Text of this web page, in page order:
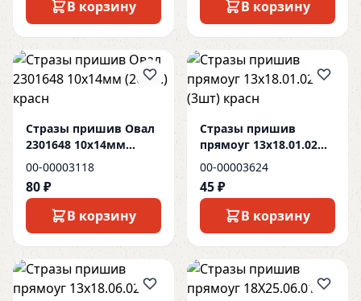
В корзину
В корзину
Стразы пришив Овал
2301648 10х14мм
(20шт.) красн
00-00003118
80 ₽
В корзину
Стразы пришив
прямоуг 13x18.01.02
(3шт) красн
00-00003624
45 ₽
В корзину